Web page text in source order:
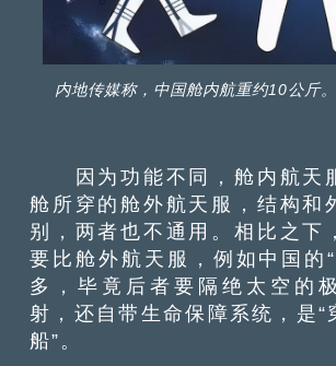
内地传媒称，中国舱内航重约10公斤。
因为功能不同，舱内航天
舱所穿的舱外航天服，结构和
别，两者也不通用。相比之下
要比舱外航天服，例如中国的
多，毕竟后者要隔绝太空的
射，还自带生命保障系统，是“
船”。